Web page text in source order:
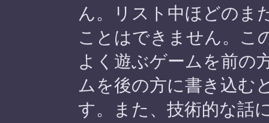
ん。リスト中ほどのま
ことはできません。こ
よく遊ぶゲームを前の
ムを後の方に書き込む
す。また、技術的な話